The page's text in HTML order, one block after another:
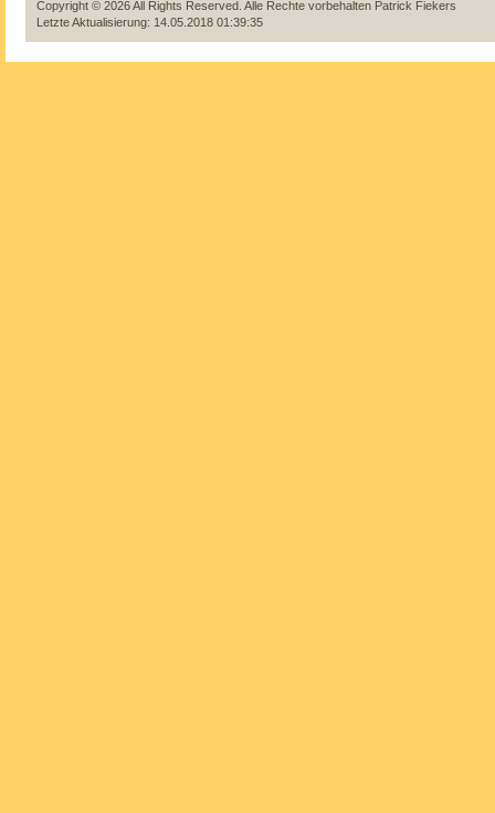
Copyright © 2026 All Rights Reserved. Alle Rechte vorbehalten Patrick Fiekers
Letzte Aktualisierung: 14.05.2018 01:39:35